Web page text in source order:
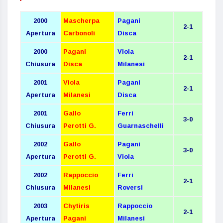
2000
Apertura
Mascherpa
Carbonoli
Pagani
Disca
2-1
2000
Chiusura
Pagani
Disca
Viola
Milanesi
2-1
2001
Apertura
Viola
Milanesi
Pagani
Disca
2-1
2001
Chiusura
Gallo
Perotti G.
Ferri
Guarnaschelli
3-0
2002
Apertura
Gallo
Perotti G.
Pagani
Viola
3-0
2002
Chiusura
Rappoccio
Milanesi
Ferri
Roversi
2-1
2003
Apertura
Chytiris
Pagani
Rappoccio
Milanesi
2-1